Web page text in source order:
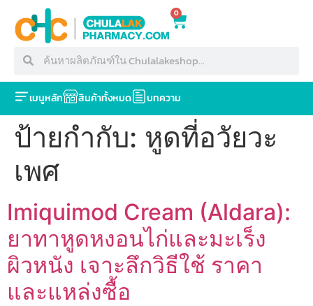
0
เมนูหลัก สินค้าทั้งหมด บทความ
ป้ายกำกับ: หูดที่อวัยวะ
เพศ
Imiquimod Cream (Aldara):
ยาทาหูดหงอนไก่และมะเร็ง
ผิวหนัง เจาะลึกวิธีใช้ ราคา
และแหล่งซื้อ